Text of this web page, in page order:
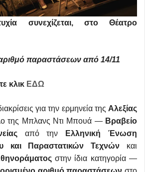
συνεχίζεται, στο Θέατρο
παραστάσεων από 14/11
κλικ ΕΔΩ
για την ερμηνεία της Αλεξίας
της Μπλανς Ντι Μπουά — Βραβείο
από την
Ελληνική Ένωση
και Παραστατικών Τεχνών και
στην ίδια κατηγορία —